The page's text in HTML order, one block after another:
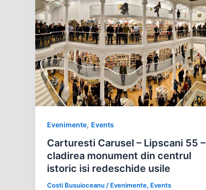
Evenimente, Events
Carturesti Carusel – Lipscani 55 –
cladirea monument din centrul
istoric isi redeschide usile
Costi Busuioceanu / Evenimente, Events